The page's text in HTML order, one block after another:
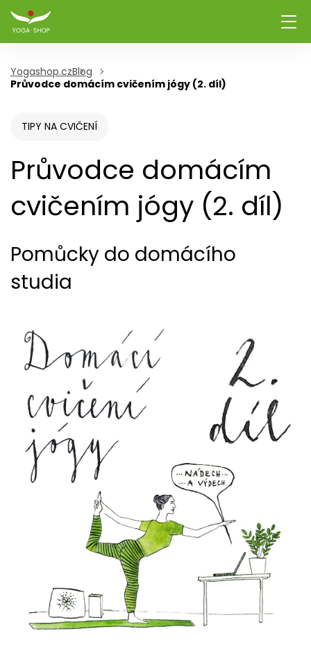
Yogashop.czBlog
Průvodce domácím cvičením jógy (2. díl)
TIPY NA CVIČENÍ
Průvodce domácím
cvičením jógy (2. díl)
Pomůcky do domácího
studia